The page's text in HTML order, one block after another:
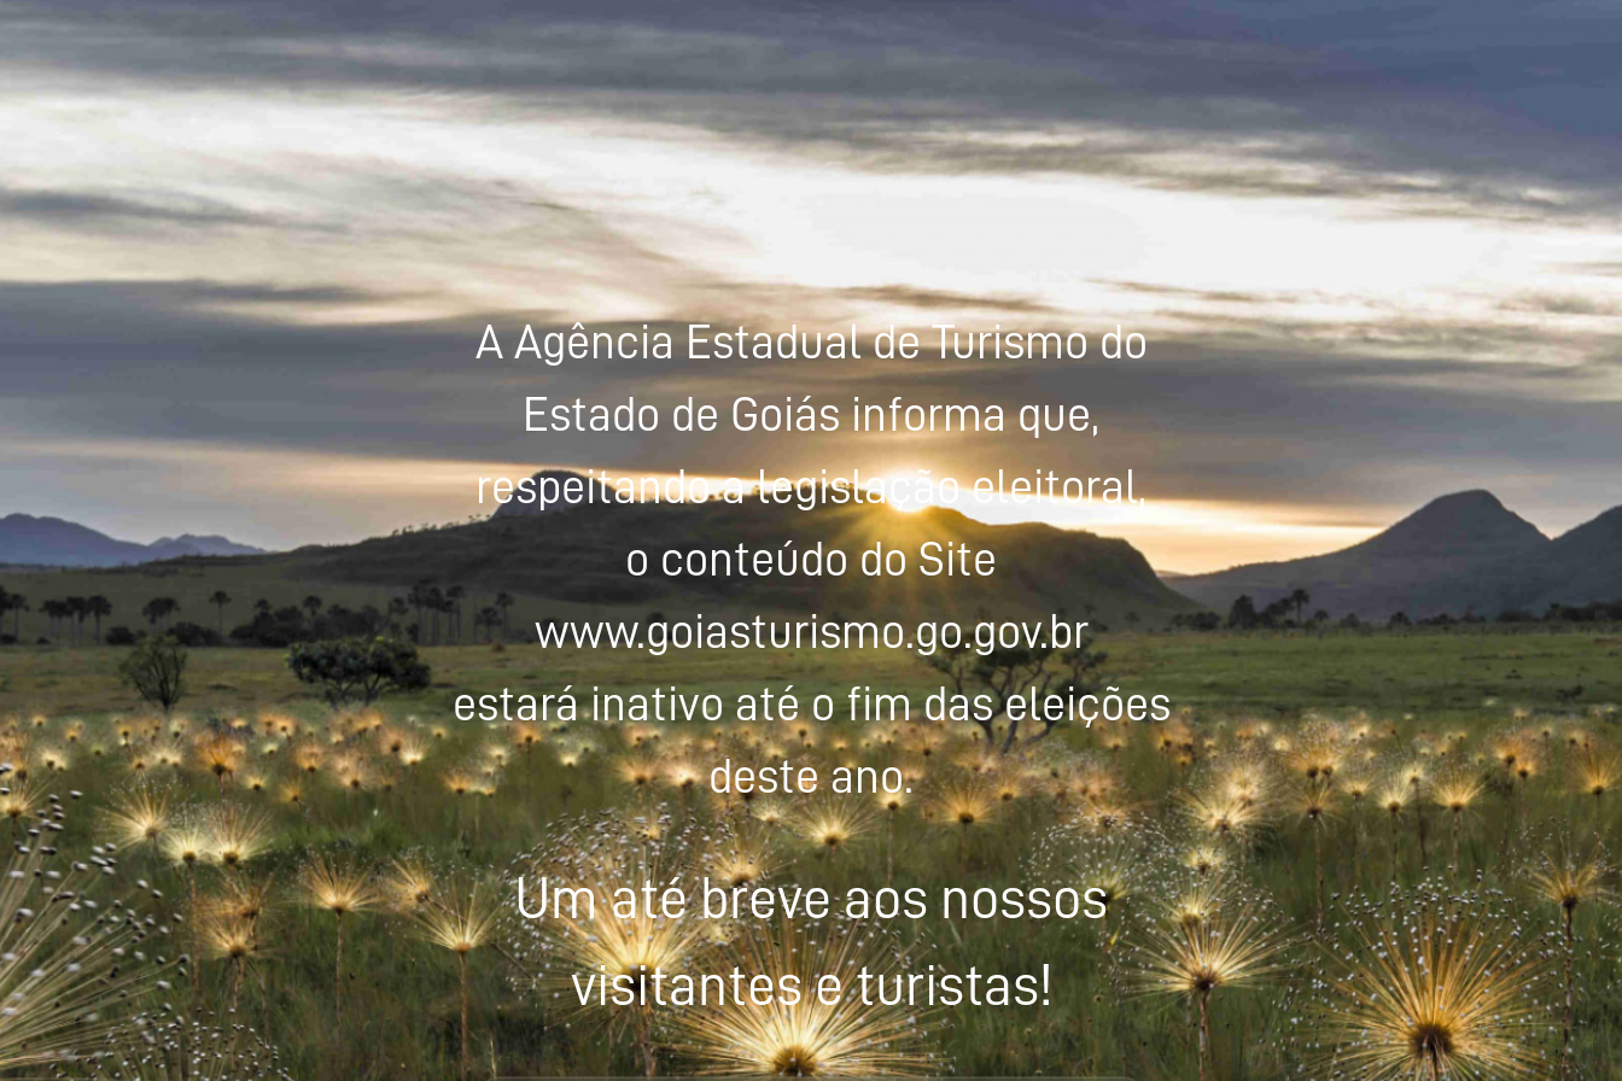
A Agência Estadual de Turismo do
Estado de Goiás informa que,
respeitando a legislação eleitoral,
o conteúdo do Site
www.goiasturismo.go.gov.br
estará inativo até o fim das eleições
deste ano.
Um até breve aos nossos
visitantes e turistas!